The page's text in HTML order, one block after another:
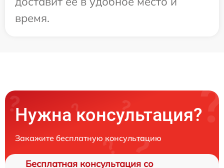
время.
Нужна консультация?
Закажите бесплатную консультацию
Бесплатная консультация со